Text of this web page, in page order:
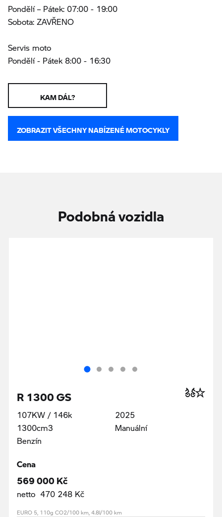
Pondělí – Pátek: 07:00 - 19:00
Sobota: ZAVŘENO
Servis moto
Pondělí - Pátek 8:00 - 16:30
KAM DÁL?
ZOBRAZIT VŠECHNY NABÍZENÉ MOTOCYKLY
Podobná vozidla
R 1300 GS
107KW / 146k
1300cm3
Benzín
2025
Manuální
Cena
569 000 Kč
netto 470 248 Kč
EURO 5, 110g CO2/100 km, 4.8l/100 km